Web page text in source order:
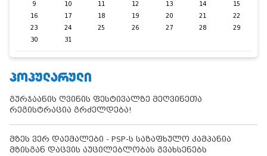
9
10 11 12 13 14
15
16
17 18 19 20 21
22
23
24 25 26 27 28
29
30
31
ᲞᲝᲞᲣᲚᲐᲠᲣᲚᲘ
გურჯაანის ღვინის ფესტივალზე მეღვინეთა
რეგისტრაცია გრძელდება!
მზეს ვერ დაემალები - PSP-ს საზაფხულო კამპანია
მზისგან დაცვის აუცილებლობას გვახსენებს